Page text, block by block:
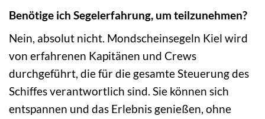
Benötige ich Segelerfahrung, um teilzunehmen?
Nein, absolut nicht. Mondscheinsegeln Kiel wird
von erfahrenen Kapitänen und Crews
durchgeführt, die für die gesamte Steuerung des
Schiffes verantwortlich sind. Sie können sich
entspannen und das Erlebnis genießen, ohne